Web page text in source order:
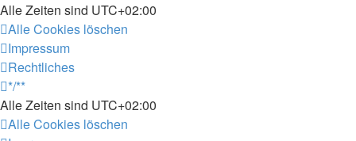
Alle Zeiten sind UTC+02:00
Alle Cookies löschen
Impressum
Rechtliches
*/**
Alle Zeiten sind UTC+02:00
Alle Cookies löschen